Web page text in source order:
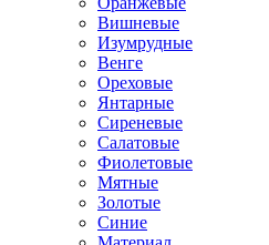
Вишневые
Изумрудные
Венге
Ореховые
Янтарные
Сиреневые
Салатовые
Фиолетовые
Мятные
Золотые
Синие